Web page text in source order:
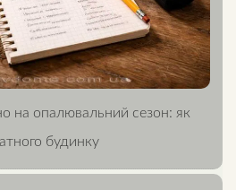
на опалювальний сезон: як
будинку